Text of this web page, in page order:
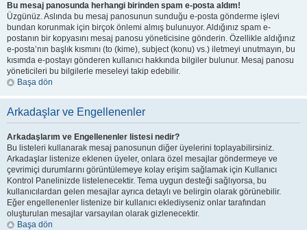
Bu mesaj panosunda herhangi birinden spam e-posta aldım!
Üzgünüz. Aslında bu mesaj panosunun sunduğu e-posta gönderme işlevi
bundan korunmak için birçok önlemi almış bulunuyor. Aldığınız spam e-
postanın bir kopyasını mesaj panosu yöneticisine gönderin. Özellikle aldığınız
e-posta’nın başlık kısmını (to (kime), subject (konu) vs.) iletmeyi unutmayın, bu
kısımda e-postayı gönderen kullanıcı hakkında bilgiler bulunur. Mesaj panosu
yöneticileri bu bilgilerle meseleyi takip edebilir.
Başa dön
Arkadaşlar ve Engellenenler
Arkadaşlarım ve Engellenenler listesi nedir?
Bu listeleri kullanarak mesaj panosunun diğer üyelerini toplayabilirsiniz.
Arkadaşlar listenize eklenen üyeler, onlara özel mesajlar göndermeye ve
çevrimiçi durumlarını görüntülemeye kolay erişim sağlamak için Kullanıcı
Kontrol Panelinizde listelenecektir. Tema uygun desteği sağlıyorsa, bu
kullanıcılardan gelen mesajlar ayrıca detaylı ve belirgin olarak görünebilir.
Eğer engellenenler listenize bir kullanıcı eklediyseniz onlar tarafından
oluşturulan mesajlar varsayılan olarak gizlenecektir.
Başa dön